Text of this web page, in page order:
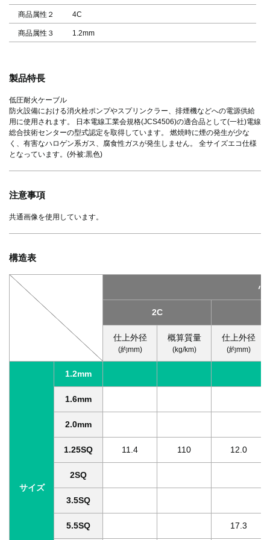
商品属性２ 4C
商品属性３ 1.2mm
製品特長
低圧耐火ケーブル
防火設備における消火栓ポンプやスプリンクラー、排煙機などへの電源供給
用に使用されます。 日本電線工業会規格(JCS4506)の適合品として(一社)電線
総合技術センターの型式認定を取得しています。 燃焼時に煙の発生が少な
く、有害なハロゲン系ガス、腐食性ガスが発生しません。 全サイズエコ仕様
となっています。(外被:黒色)
注意事項
共通画像を使用しています。
構造表
心
2C
仕上外径
(約mm)
概算質量
(kg/km)
仕上外径
(約mm)
サイズ
1.2mm
1.6mm
2.0mm
1.25SQ 11.4 110 12.0
2SQ
3.5SQ
5.5SQ 17.3